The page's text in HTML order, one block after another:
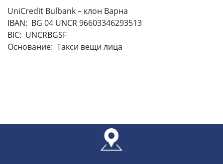
UniCredit Bulbank – клон Варна
IBAN: BG 04 UNCR 96603346293513
BIC: UNCRBGSF
Основание: Такси вещи лица